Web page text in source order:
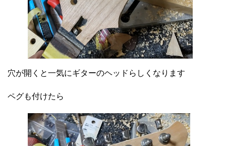
穴が開くと一気にギターのヘッドらしくなります
ペグも付けたら